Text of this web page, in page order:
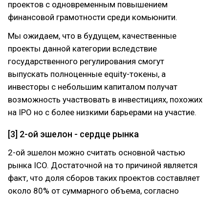
проектов с одновременным повышением
финансовой грамотности среди комьюнити.
Мы ожидаем, что в будущем, качественные
проекты данной категории вследствие
государственного регулирования смогут
выпускать полноценные equity-токены, а
инвесторы с небольшим капиталом получат
возможность участвовать в инвестициях, похожих
на IPO но с более низкими барьерами на участие.
[3] 2-ой эшелон - сердце рынка
2-ой эшелон можно считать основной частью
рынка ICO. Достаточной на то причиной является
факт, что доля сборов таких проектов составляет
около 80% от суммарного объема, согласно